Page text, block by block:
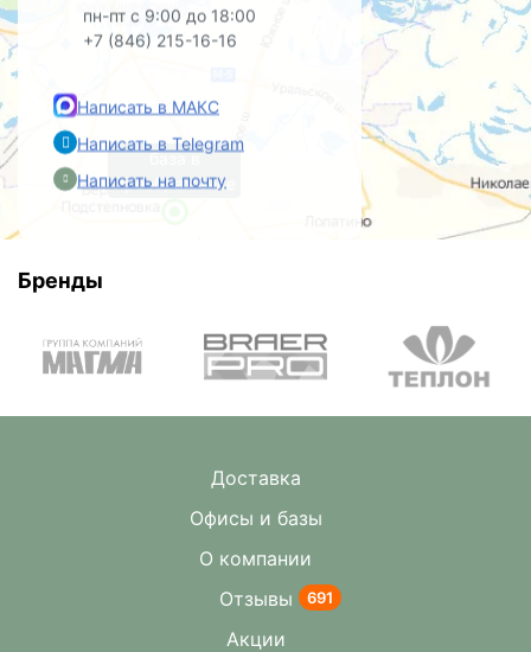
пн-пт с 9:00 до 18:00
+7 (846) 215-16-16
Написать в МАКС
Написать в Telegram
Написать на почту
база в
Преображенке
Бренды
Доставка
Офисы и базы
О компании
Отзывы
691
Акции